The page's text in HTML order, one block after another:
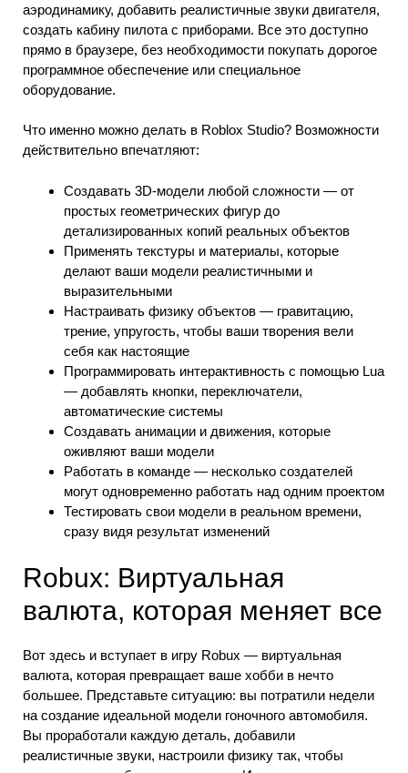
аэродинамику, добавить реалистичные звуки двигателя,
создать кабину пилота с приборами. Все это доступно
прямо в браузере, без необходимости покупать дорогое
программное обеспечение или специальное
оборудование.
Что именно можно делать в Roblox Studio? Возможности
действительно впечатляют:
Создавать 3D-модели любой сложности — от
простых геометрических фигур до
детализированных копий реальных объектов
Применять текстуры и материалы, которые
делают ваши модели реалистичными и
выразительными
Настраивать физику объектов — гравитацию,
трение, упругость, чтобы ваши творения вели
себя как настоящие
Программировать интерактивность с помощью Lua
— добавлять кнопки, переключатели,
автоматические системы
Создавать анимации и движения, которые
оживляют ваши модели
Работать в команде — несколько создателей
могут одновременно работать над одним проектом
Тестировать свои модели в реальном времени,
сразу видя результат изменений
Robux: Виртуальная
валюта, которая меняет все
Вот здесь и вступает в игру Robux — виртуальная
валюта, которая превращает ваше хобби в нечто
большее. Представьте ситуацию: вы потратили недели
на создание идеальной модели гоночного автомобиля.
Вы проработали каждую деталь, добавили
реалистичные звуки, настроили физику так, чтобы